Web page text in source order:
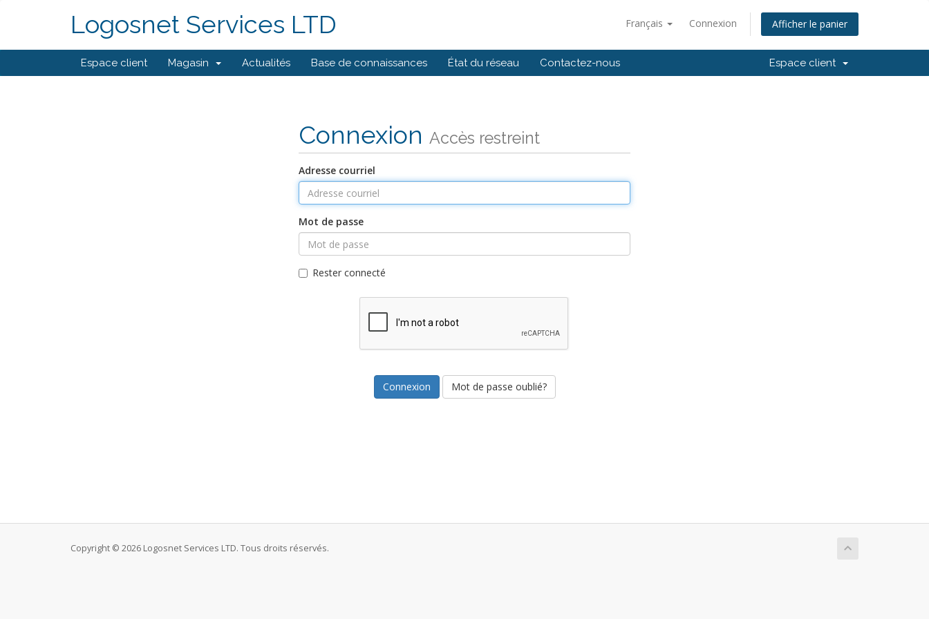
Français Connexion Afficher le panier
Logosnet Services LTD
Espace client Magasin Actualités Base de connaissances État du réseau Contactez-nous Espace client
Connexion Accès restreint
Adresse courriel
Mot de passe
Rester connecté
Mot de passe oublié?
Copyright © 2026 Logosnet Services LTD. Tous droits réservés.